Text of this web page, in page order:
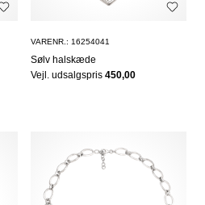
VARENR.: 16254041
Sølv halskæde
Vejl. udsalgspris450,00